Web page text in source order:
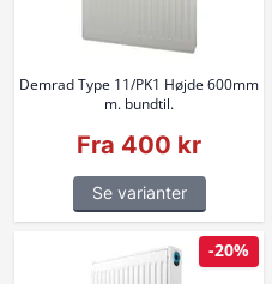
Demrad Type 11/PK1 Højde 600mm
m. bundtil.
Fra 400 kr
Se varianter
-20%